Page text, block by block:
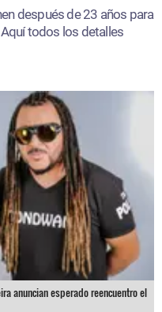
después de 23 años para
todos los detalles
anuncian esperado reencuentro el